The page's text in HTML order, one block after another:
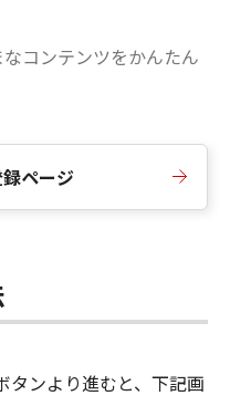
コンテンツをかんたん
ページ
タンより進むと、下記画